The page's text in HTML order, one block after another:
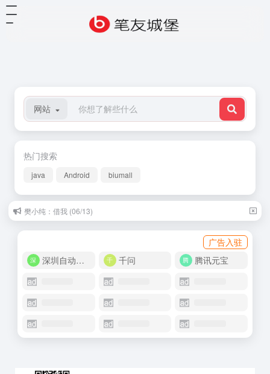
网站
热门搜索
java Android biumall
樊小纯：借我 (06/13)
广告入驻
深圳自动化商城
千问 腾讯元宝